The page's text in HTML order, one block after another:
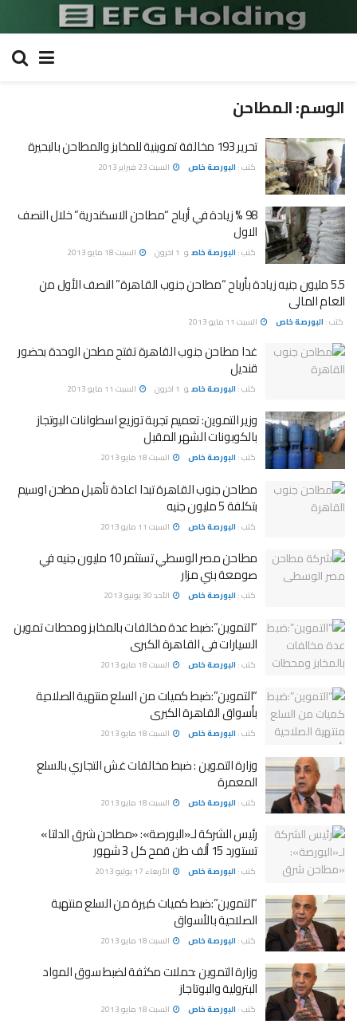
الوسم:المطاحن
تحرير 193 مخالفة تموينية للمخابز والمطاحن بالبحيرة
كتب : البورصة خاص السبت 23 فبراير 2013
98 % زيادة في أرباح “مطاحن الاسكندرية” خلال النصف
الاول
كتب : البورصة خاصو 1 اخرون السبت 18 مايو 2013
5.5 مليون جنيه زيادة بأرباح “مطاحن جنوب القاهرة” النصف الأول من
العام المالى
كتب : البورصة خاص السبت 11 مايو 2013
غدا مطاحن جنوب القاهرة تفتح مطحن الوحدة بحضور
قنديل
كتب : البورصة خاصو 1 اخرون السبت 11 مايو 2013
وزير التموين: تعميم تجربة توزيع اسطوانات البوتجاز
بالكوبونات الشهر المقبل
كتب : البورصة خاص السبت 18 مايو 2013
مطاحن جنوب القاهرة تبدا اعادة تأهيل مطحن اوسيم
بتكلفة 5 مليون جنيه
كتب : البورصة خاص السبت 11 مايو 2013
مطاحن مصر الوسطي تستثمر 10 مليون جنيه في
صومعة بني مزار
كتب : البورصة خاص الأحد 30 يونيو 2013
“التموين”:ضبط عدة مخالفات بالمخابز ومحطات تموين
السيارات فى القاهرة الكبرى
كتب : البورصة خاص السبت 18 مايو 2013
“التموين”:ضبط كميات من السلع منتهية الصلاحية
بأسواق القاهرة الكبرى
كتب : البورصة خاص السبت 18 مايو 2013
وزارة التموين : ضبط مخالفات غش التجاري بالسلع
المعمرة
كتب : البورصة خاص السبت 18 مايو 2013
رئيس الشركة لـ«البورصة»: «مطاحن شرق الدلتا»
تستورد 15 ألف طن قمح كل 3 شهور
كتب : البورصة خاص الأربعاء 17 يوليو 2013
“التموين”:ضبط كميات كبيرة من السلع منتهية
الصلاحية بالأسواق
كتب : البورصة خاص السبت 18 مايو 2013
وزارة التموين :حملات مكثفة لضبط سوق المواد
البترولية والبوتاجاز
كتب : البورصة خاص السبت 18 مايو 2013